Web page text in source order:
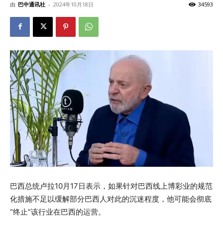
由 巴中通讯社 - 2024年10月18日 34593
巴西总统卢拉10月17日表示，如果针对巴西线上博彩业的规范
化措施不足以缓解部分巴西人对此的沉迷程度，他可能会彻底
“终止”该行业在巴西的运营。